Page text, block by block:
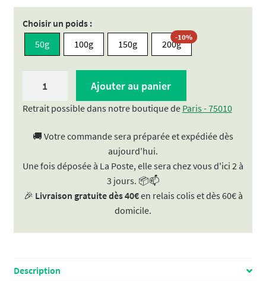
Choisir un poids :
50g
100g 150g 200g
-10%
Mauve
séchées
Ajouter au panier
Retrait possible dans notre boutique de Paris - 75010
🚚 Votre commande sera préparée et expédiée dès
aujourd'hui.
Une fois déposée à La Poste, elle sera chez vous d'ici 2 à
3 jours. 📦📫
🎉 Livraison gratuite dès 40€en relais colis et dès 60€ à
domicile.
Description